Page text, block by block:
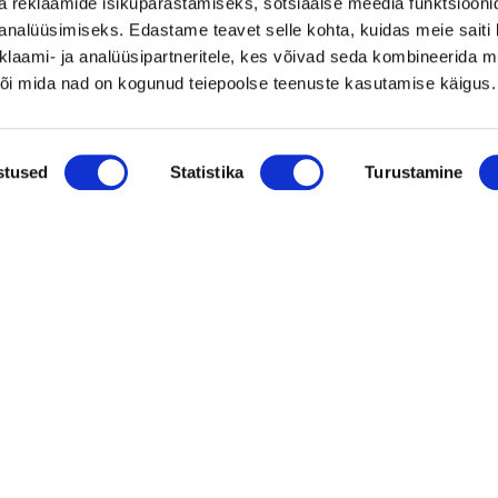
Edastame teavet selle kohta, kuidas meie saiti
ja analüüsipartneritele, kes võivad seda kombineerida
mida nad on kogunud teiepoolse teenuste kasutamise käigus.
Statistika Turustamine
müügipotentsiaaliga toode – Hübriid-
vihmaveekaevud.